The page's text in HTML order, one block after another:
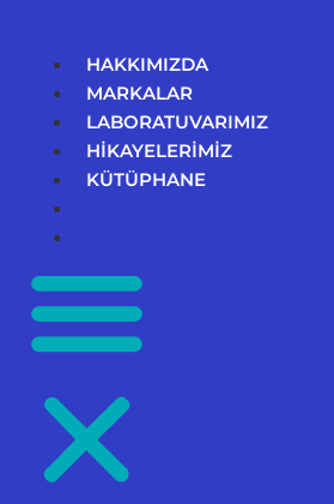
HAKKIMIZDA
MARKALAR
LABORATUVARIMIZ
HİKAYELERİMİZ
KÜTÜPHANE